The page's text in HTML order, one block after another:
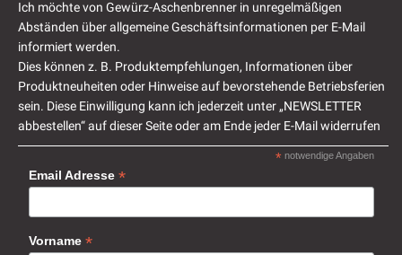
Ich möchte von Gewürz-Aschenbrenner in unregelmäßigen
Abständen über allgemeine Geschäftsinformationen per E-Mail
informiert werden.
Dies können z. B. Produktempfehlungen, Informationen über
Produktneuheiten oder Hinweise auf bevorstehende Betriebsferien
sein. Diese Einwilligung kann ich jederzeit unter „NEWSLETTER
abbestellen“ auf dieser Seite oder am Ende jeder E-Mail widerrufen
*notwendige Angaben
Email Adresse *
Vorname *